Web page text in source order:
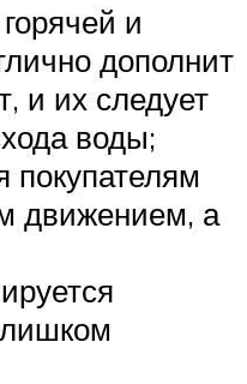
и
дополнит
и их следует
воды;
движением, а